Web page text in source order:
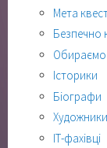
Мета
Безпечно
Обираємо
Історики
Біографи
Художники
ІТ-фахівці